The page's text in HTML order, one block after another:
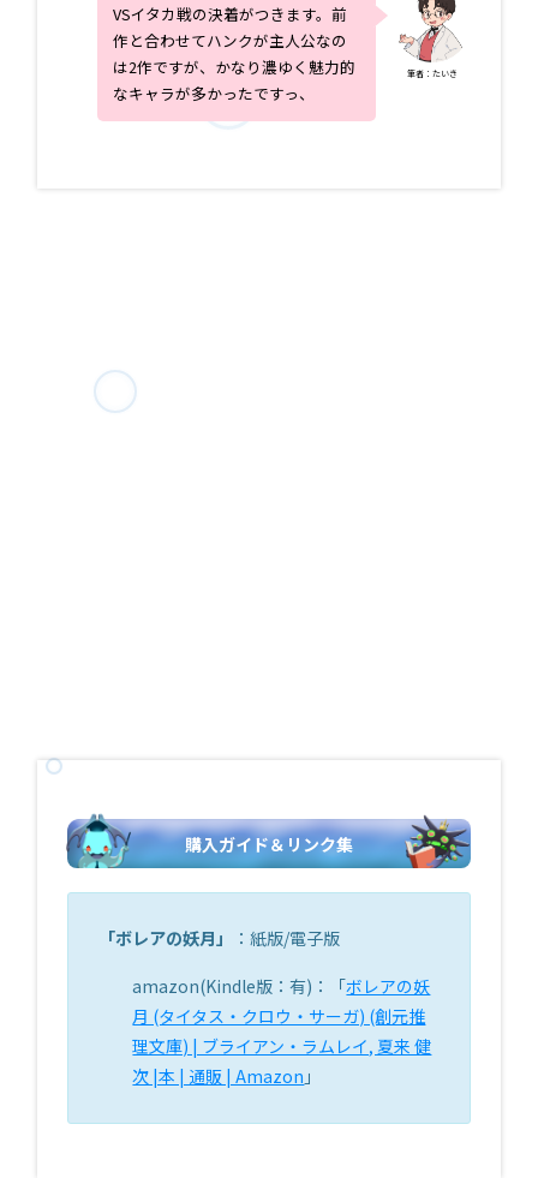
筆者：たいき
VSイタカ戦の決着がつきます。前
作と合わせてハンクが主人公なの
は2作ですが、かなり濃ゆく魅力的
なキャラが多かったですっ、
購入ガイド＆リンク集
「ボレアの妖月」
：紙版/電子版
amazon(Kindle版：有)：「ボレアの妖
月 (タイタス・クロウ・サーガ) (創元推
理文庫) | ブライアン・ラムレイ, 夏来 健
次 |本 | 通販 | Amazon 」